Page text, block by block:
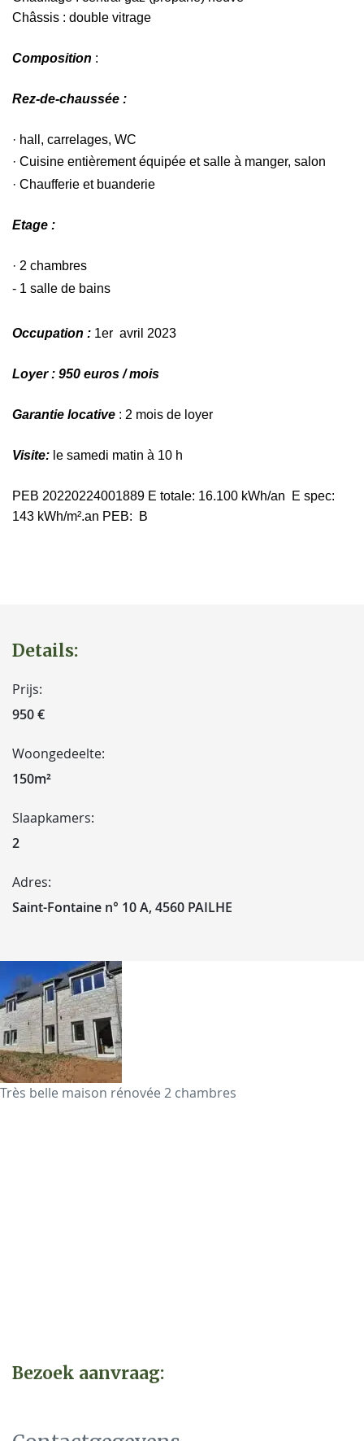
Châssis : double vitrage
Composition :
Rez-de-chaussée :
· hall, carrelages, WC
· Cuisine entièrement équipée et salle à manger, salon
· Chaufferie et buanderie
Etage :
· 2 chambres
- 1 salle de bains
Occupation : 1er avril 2023
Loyer : 950 euros / mois
Garantie locative : 2 mois de loyer
Visite: le samedi matin à 10 h
PEB 20220224001889 E totale: 16.100 kWh/an E spec:
143 kWh/m².an PEB: B
Details:
Prijs:
950 €
Woongedeelte:
150m²
Slaapkamers:
2
Adres:
Saint-Fontaine n° 10 A, 4560 PAILHE
Très belle maison rénovée 2 chambres
Bezoek aanvraag: